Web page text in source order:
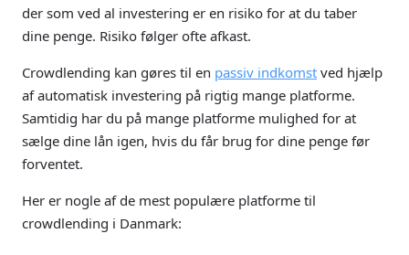
der som ved al investering er en risiko for at du taber
dine penge. Risiko følger ofte afkast.
Crowdlending kan gøres til en passiv indkomst ved hjælp
af automatisk investering på rigtig mange platforme.
Samtidig har du på mange platforme mulighed for at
sælge dine lån igen, hvis du får brug for dine penge før
forventet.
Her er nogle af de mest populære platforme til
crowdlending i Danmark: